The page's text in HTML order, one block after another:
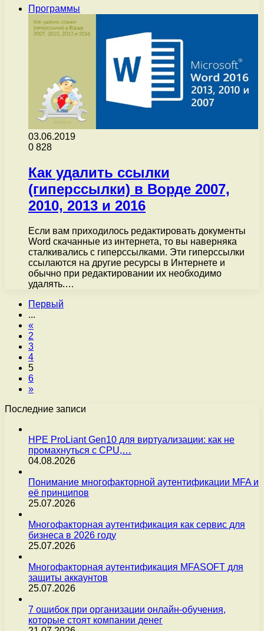
Программы
03.06.2019
0 828
Как удалить ссылки
(гиперссылки) в Ворде 2007,
2010, 2013 и 2016
Если вам приходилось редактировать документы
Word скачанные из интернета, то вы наверняка
сталкивались с гиперссылками. Эти гиперссылки
ссылаются на другие ресурсы в Интернете и
обычно при редактировании их необходимо
удалять.…
Первый
...
«
2
3
4
5
6
»
Последние записи
HPE ProLiant Gen10 для виртуализации: как не
промахнуться с CPU,…
04.08.2026
Понимание многофакторной аутентификации MFA и
её принципов
25.07.2026
Многофакторная аутентификация как сервис для
бизнеса в 2026 году
25.07.2026
Многофакторная аутентификация MFASOFT для
защиты аккаунтов
25.07.2026
7 ошибок при организации онлайн-обучения,
которые стоят компании денег